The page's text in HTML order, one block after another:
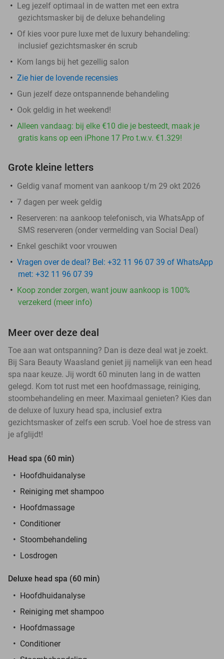
Leg jezelf optimaal in de watten met een extra
gezichtsmasker bij de deluxe behandeling
Of kies voor pure luxe met de luxury behandeling:
inclusief gezichtsmasker én scrub
Kom langs bij het gezellig salon
Zie hier de lovende recensies
Gun jezelf deze ontspannende behandeling
Ook geldig in het weekend!
Alleen vandaag: bij elke €10 die je besteedt, maak je
gratis kans op een iPhone 17 Pro t.w.v. €1.329!
Grote kleine letters
Geldig vanaf moment van aankoop t/m 29 okt 2026
7 dagen per week geldig
Reserveren: na aankoop telefonisch, via WhatsApp of
SMS reserveren (onder vermelding van Social Deal)
Enkel geschikt voor vrouwen
Vragen over de deal? Bel: +32 11 96 07 39 of WhatsApp
met: +32 11 96 07 39
Koop zonder zorgen, want jouw aankoop is 100%
verzekerd (meer info)
Meer over deze deal
Toe aan wat ontspanning? Dan is deze deal wat je zoekt.
Bij Sara Beauty Waasland geniet jij namelijk van een head
spa naar keuze. Jij wordt 60 minuten lang in de watten
gelegd. Kom tot rust met een hoofdmassage, reiniging,
stoombehandeling en meer. Maximaal genieten? Kies dan
de deluxe of luxury head spa, inclusief extra
gezichtsmasker of zelfs een scrub. Voel hoe de stress van
je afglijdt!
Head spa (60 min)
Hoofdhuidanalyse
Reiniging met shampoo
Hoofdmassage
Conditioner
Stoombehandeling
Losdrogen
Deluxe head spa (60 min)
Hoofdhuidanalyse
Reiniging met shampoo
Hoofdmassage
Conditioner